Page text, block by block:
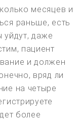
месяцев и
раньше, есть
уйдут, даже
пациент
и должен
вряд ли
на четыре
более